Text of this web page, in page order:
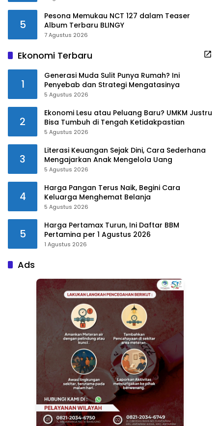
5
Pesona Memukau NCT 127 dalam Teaser
Album Terbaru BLINGY
7 Agustus 2026
Ekonomi Terbaru
1
Generasi Muda Sulit Punya Rumah? Ini
Penyebab dan Strategi Mengatasinya
5 Agustus 2026
2
Ekonomi Lesu atau Peluang Baru? UMKM Justru
Bisa Tumbuh di Tengah Ketidakpastian
5 Agustus 2026
3
Literasi Keuangan Sejak Dini, Cara Sederhana
Mengajarkan Anak Mengelola Uang
5 Agustus 2026
4
Harga Pangan Terus Naik, Begini Cara
Keluarga Menghemat Belanja
5 Agustus 2026
5
Harga Pertamax Turun, Ini Daftar BBM
Pertamina per 1 Agustus 2026
1 Agustus 2026
Ads